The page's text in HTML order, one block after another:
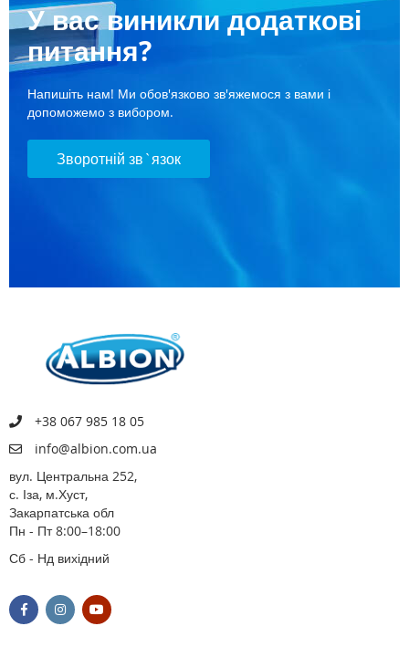
У вас виникли додаткові
питання?
Напишіть нам! Ми обов'язково зв'яжемося з вами і
допоможемо з вибором.
Зворотній зв`язок
+38 067 985 18 05
info@albion.com.ua
вул. Центральна 252,
с. Іза, м.Хуст,
Закарпатська обл
Пн - Пт 8:00–18:00
Сб - Нд вихідний